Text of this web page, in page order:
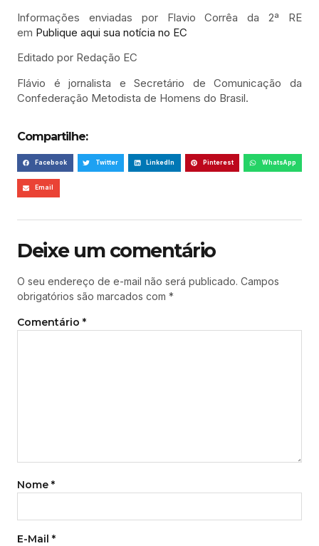
Informações enviadas por Flavio Corrêa da 2ª RE
em Publique aqui sua notícia no EC
Editado por Redação EC
Flávio é jornalista e Secretário de Comunicação da
Confederação Metodista de Homens do Brasil.
Compartilhe:
Facebook Twitter LinkedIn Pinterest WhatsApp
Email
Deixe um comentário
O seu endereço de e-mail não será publicado. Campos
obrigatórios são marcados com *
Comentário *
Nome *
E-Mail *